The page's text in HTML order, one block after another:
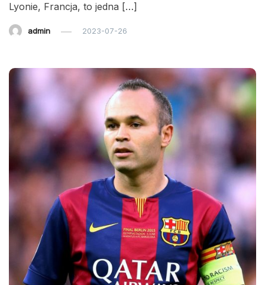
Lyonie, Francja, to jedna […]
admin 2023-07-26